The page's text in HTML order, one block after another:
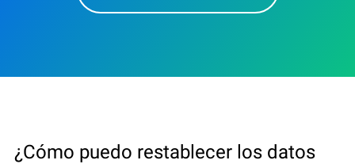
¿Cómo puedo restablecer los datos